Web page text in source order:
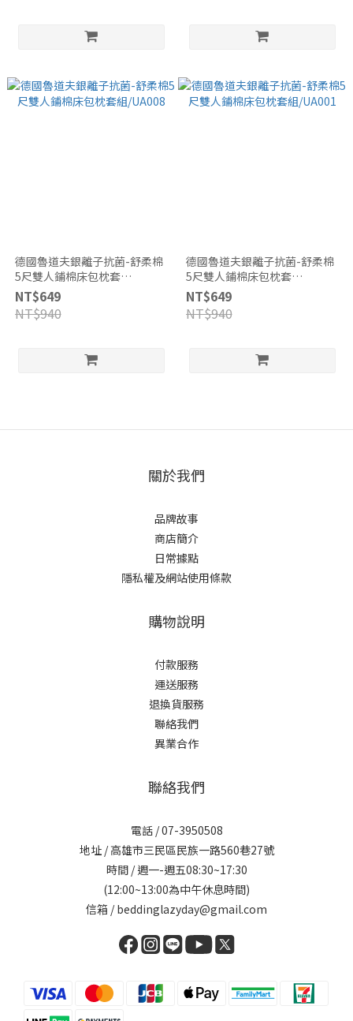
德國魯道夫銀離子抗菌-舒柔棉
5尺雙人鋪棉床包枕套
組/UA008
NT$649
NT$940
德國魯道夫銀離子抗菌-舒柔棉
5尺雙人鋪棉床包枕套
組/UA001
NT$649
NT$940
關於我們
品牌故事
商店簡介
日常據點
隱私權及網站使用條款
購物說明
付款服務
運送服務
退換貨服務
聯絡我們
異業合作
聯絡我們
電話 / 07-3950508
地址 / 高雄市三民區民族一路560巷27號
時間 / 週一-週五08:30~17:30
(12:00~13:00為中午休息時間)
信箱 / beddinglazyday@gmail.com